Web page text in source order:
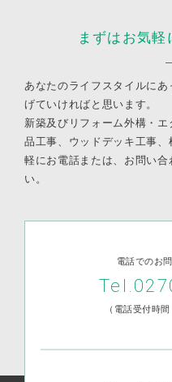
まずはお気
あなたのライフスタイルに
げていければと思います。
新築及びリフォーム外構・
品工事、ウッドデッキ工事、
軽にお電話または、お問い
い。
電話でのお
（電話受付時